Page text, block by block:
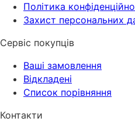
Політика
Захист персональних
Сервіс покупців
Ваші замовлення
Відкладені
Список порівняння
Контакти